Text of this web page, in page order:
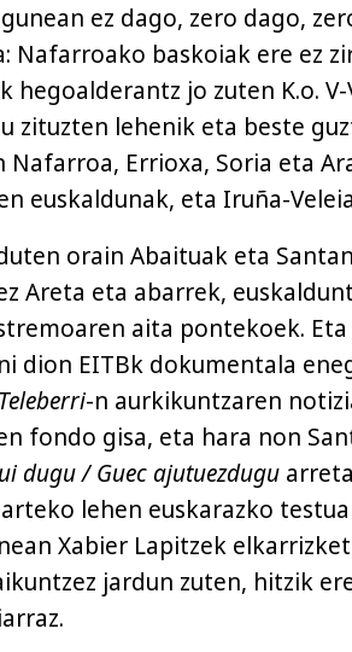
ez dago, zero dago,
Nafarroako baskoiak ere ez
hegoalderantz jo zuten K.o.
zituzten lehenik eta beste
Nafarroa, Errioxa, Soria eta
euskaldunak, eta Iruña-
orain Abaituak eta
Areta eta abarrek,
aita pontekoek.
dion EITBk dokumentala
Teleberri-n aurkikuntzaren
fondo gisa, eta hara non
dugu / Guec ajutuezdugu
lehen euskarazko
Xabier Lapitzek
jardun zuten, hitzik